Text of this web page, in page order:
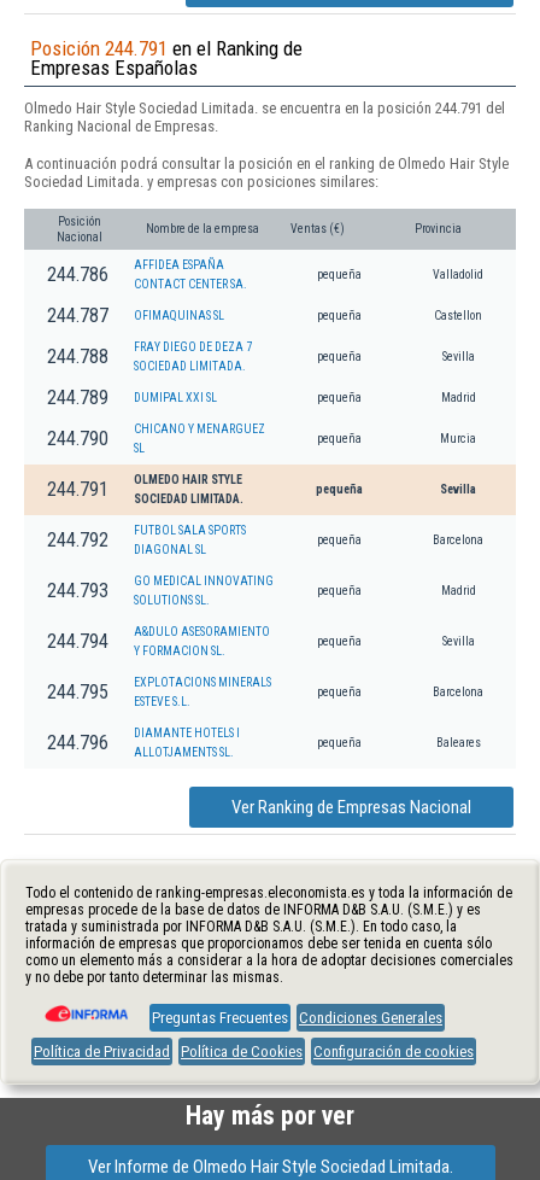
Posición 244.791 en el Ranking de
Empresas Españolas
Olmedo Hair Style Sociedad Limitada. se encuentra en la posición 244.791 del
Ranking Nacional de Empresas.
A continuación podrá consultar la posición en el ranking de Olmedo Hair Style
Sociedad Limitada. y empresas con posiciones similares:
Posición
Nacional
Nombre de la empresa Ventas (€) Provincia
244.786
AFFIDEA ESPAÑA
CONTACT CENTER SA.
pequeña Valladolid
244.787 OFIMAQUINAS SL pequeña Castellon
244.788
FRAY DIEGO DE DEZA 7
SOCIEDAD LIMITADA.
pequeña Sevilla
244.789 DUMIPAL XXI SL pequeña Madrid
244.790
CHICANO Y MENARGUEZ
SL
pequeña Murcia
244.791
OLMEDO HAIR STYLE
SOCIEDAD LIMITADA.
pequeña Sevilla
244.792
FUTBOL SALA SPORTS
DIAGONAL SL
pequeña Barcelona
244.793
GO MEDICAL INNOVATING
SOLUTIONS SL.
pequeña Madrid
244.794
A&DULO ASESORAMIENTO
Y FORMACION SL.
pequeña Sevilla
244.795
EXPLOTACIONS MINERALS
ESTEVE S.L.
pequeña Barcelona
244.796
DIAMANTE HOTELS I
ALLOTJAMENTS SL.
pequeña Baleares
Ver Ranking de Empresas Nacional
Todo el contenido de ranking-empresas.eleconomista.es y toda la información de
empresas procede de la base de datos de INFORMA D&B S.A.U. (S.M.E.) y es
tratada y suministrada por INFORMA D&B S.A.U. (S.M.E.). En todo caso, la
información de empresas que proporcionamos debe ser tenida en cuenta sólo
como un elemento más a considerar a la hora de adoptar decisiones comerciales
y no debe por tanto determinar las mismas.
Preguntas Frecuentes Condiciones Generales
Política de Privacidad
Política de Cookies Configuración de cookies
Hay más por ver
Ver Informe de Olmedo Hair Style Sociedad Limitada.